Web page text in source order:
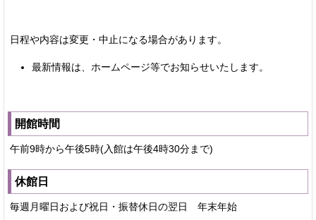
日程や内容は変更・中止になる場合があります。
最新情報は、ホームページ等でお知らせいたします。
開館時間
午前9時から午後5時(入館は午後4時30分まで)
休館日
毎週月曜日および祝日・振替休日の翌日 年末年始